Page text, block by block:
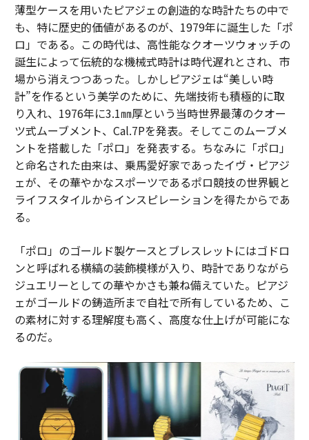
約を締結
テクノロジー時代の事業開発者育成──適応力と学習意欲が成功の鍵に
タグ： Eメール 営業/セールス
advertisement
薄型ケースを用いたピアジェの創造的な時計たちの中で
も、特に歴史的価値があるのが、1979年に誕生した「ポ
ロ」である。この時代は、高性能なクオーツウォッチの
誕生によって伝統的な機械式時計は時代遅れとされ、市
場から消えつつあった。しかしピアジェは“美しい時
計”を作るという美学のために、先端技術も積極的に取
り入れ、1976年に3.1㎜厚という当時世界最薄のクオー
ツ式ムーブメント、Cal.7Pを発表。そしてこのムーブメ
ントを搭載した「ポロ」を発表する。ちなみに「ポロ」
と命名された由来は、乗馬愛好家であったイヴ・ピアジ
ェが、その華やかなスポーツであるポロ競技の世界観と
ライフスタイルからインスピレーションを得たからであ
る。
「ポロ」のゴールド製ケースとブレスレットにはゴドロ
ンと呼ばれる横縞の装飾模様が入り、時計でありながら
ジュエリーとしての華やかさも兼ね備えていた。ピアジ
ェがゴールドの鋳造所まで自社で所有しているため、こ
の素材に対する理解度も高く、高度な仕上げが可能にな
るのだ。